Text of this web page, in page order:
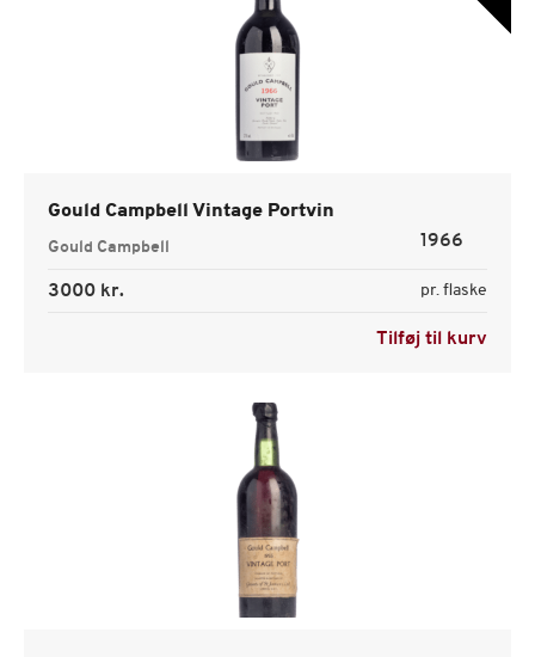
Gould Campbell Vintage Portvin
Gould Campbell 1966
3000 kr. pr. flaske
Tilføj til kurv